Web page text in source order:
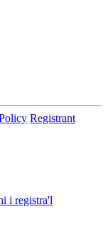
Registrant
i registra'l